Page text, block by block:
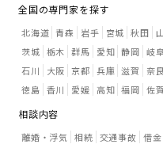
全国の専門家を探す
北海道 青森 岩手 宮城 秋田
茨城 栃木 群馬 愛知 静岡 岐
石川
大阪 京都 兵庫 滋賀 奈良
徳島 香川 愛媛 高知 福岡 佐賀
相談内容
離婚・浮気 相続 交通事故 借